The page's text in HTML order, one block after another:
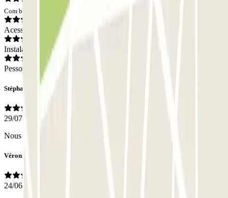
Com base em 169 opiniões
Acesso
Instalações
Pessoal
Stéphane
29/07/2026
Nous avons récupéré notre véhicule en bon état donc bon parking.
Véronique
24/06/2026